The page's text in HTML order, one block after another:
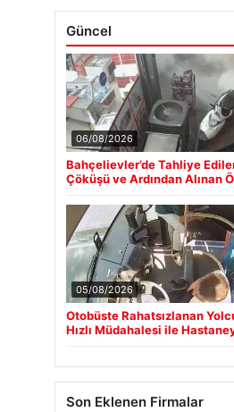
Güncel
06/08/2026
Bahçelievler’de Tahliye
Çöküşü ve Ardından Alınan
05/08/2026
Otobüste Rahatsızlanan
Hızlı Müdahalesi ile
Son Eklenen Firmalar